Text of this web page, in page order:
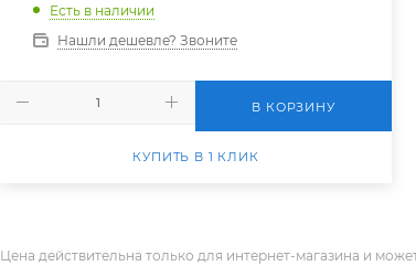
Есть в наличии
Нашли дешевле? Звоните
В КОРЗИНУ
КУПИТЬ В 1 КЛИК
Цена действительна только для интернет-магазина и